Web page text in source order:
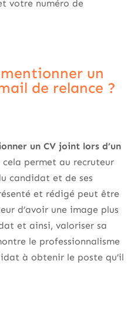
votre numéro de
un
de relance ?
un CV joint lors d’un
cela permet au recruteur
candidat et de ses
et rédigé peut être
d’avoir une image plus
et ainsi, valoriser sa
le professionnalisme
à obtenir le poste qu’il